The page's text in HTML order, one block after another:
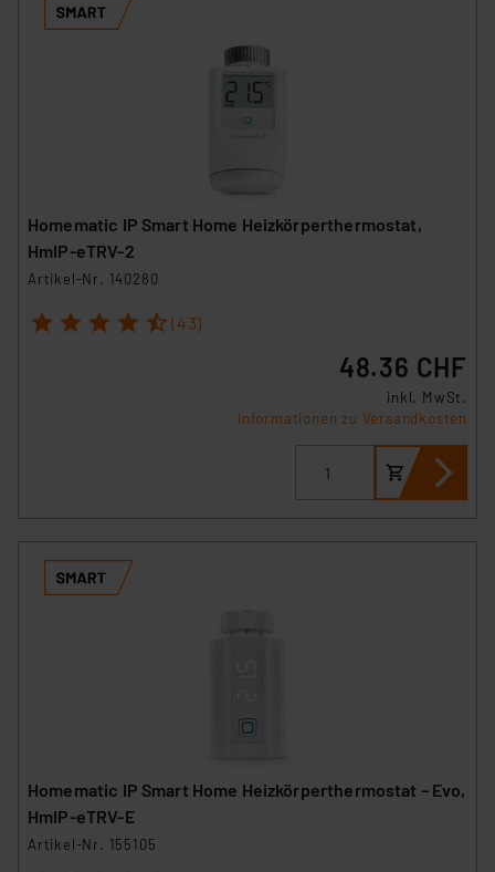
Homematic IP Smart Home Heizkörperthermostat,
HmIP-eTRV-2
Artikel-Nr. 140280
1 2 3 4 5 (43)
48.36 CHF
inkl. MwSt.
Informationen zu Versandkosten
Homematic IP Smart Home Heizkörperthermostat – Evo,
HmIP-eTRV-E
Artikel-Nr. 155105